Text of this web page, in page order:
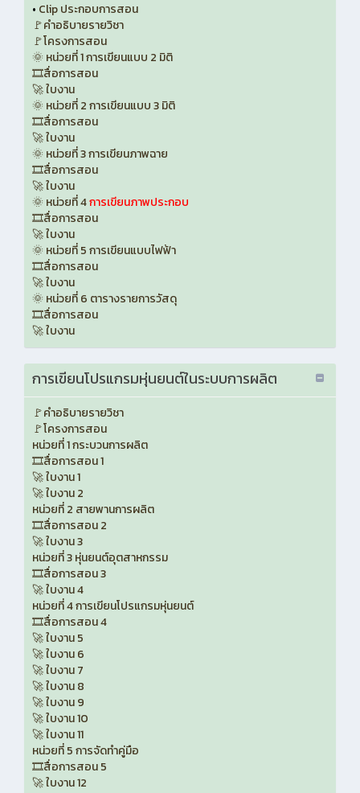
• Clip ประกอบการสอน
🚩คำอธิบายรายวิชา
🚩โครงการสอน
🌞 หน่วยที่ 1 การเขียนแบบ 2 มิติ
🎞️สื่อการสอน
🚀 ใบงาน
🌞 หน่วยที่ 2 การเขียนแบบ 3 มิติ
🎞️สื่อการสอน
🚀 ใบงาน
🌞 หน่วยที่ 3 การเขียนภาพฉาย
🎞️สื่อการสอน
🚀 ใบงาน
🌞 หน่วยที่ 4การเขียนภาพประกอบ
🎞️สื่อการสอน
🚀 ใบงาน
🌞 หน่วยที่ 5 การเขียนแบบไฟฟ้า
🎞️สื่อการสอน
🚀 ใบงาน
🌞 หน่วยที่ 6 ตารางรายการวัสดุ
🎞️สื่อการสอน
🚀 ใบงาน
การเขียนโปรแกรมหุ่นยนต์ในระบบการผลิต
🚩คำอธิบายรายวิชา
🚩โครงการสอน
หน่วยที่ 1 กระบวนการผลิต
🎞️สื่อการสอน 1
🚀 ใบงาน 1
🚀 ใบงาน 2
หน่วยที่ 2 สายพานการผลิต
🎞️สื่อการสอน 2
🚀 ใบงาน 3
หน่วยที่ 3 หุ่นยนต์อุตสาหกรรม
🎞️สื่อการสอน 3
🚀 ใบงาน 4
หน่วยที่ 4 การเขียนโปรแกรมหุ่นยนต์
🎞️สื่อการสอน 4
🚀 ใบงาน 5
🚀 ใบงาน 6
🚀 ใบงาน 7
🚀 ใบงาน 8
🚀 ใบงาน 9
🚀 ใบงาน 10
🚀 ใบงาน 11
หน่วยที่ 5 การจัดทำคู่มือ
🎞️สื่อการสอน 5
🚀 ใบงาน 12